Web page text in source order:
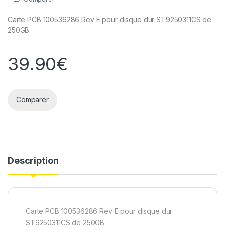
Carte PCB 100536286 Rev E pour disque dur ST9250311CS de
250GB
39.90€
Comparer
Description
Carte PCB 100536286 Rev E pour disque dur
ST9250311CS de 250GB